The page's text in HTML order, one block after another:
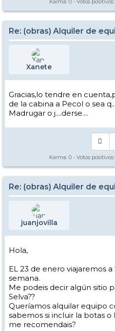
Karma: 0 - Votos positivos:
Re: (obras) Alquiler de
Xanete
Gracias,lo tendre en
de la cabina a Pecol o sea
Madrugar o j....derse....
Karma: 0 - Votos positivos:
Re: (obras) Alquiler de
juanjovilla
Hola,
EL 23 de enero viajaremos
semana.
Me podeis decir algún sitio
Selva??
Queríamos alquilar equipo
sabemos si incluir la botas o
me recomendais?